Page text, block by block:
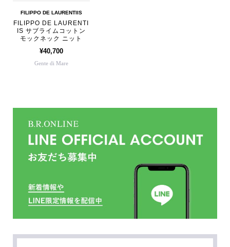
FILIPPO DE LAURENTIIS
FILIPPO DE LAURENTI
IS サブライムコットン
モックネック ニット
¥40,700
Gente di Mare